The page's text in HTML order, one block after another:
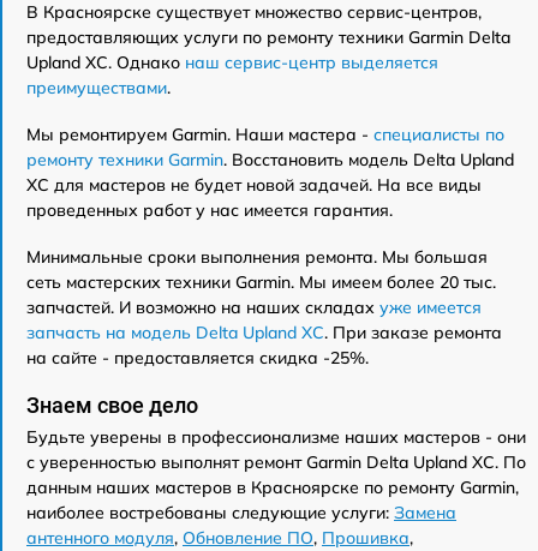
В Красноярске существует множество сервис-центров,
предоставляющих услуги по ремонту техники Garmin Delta
Upland XC. Однако наш сервис-центр выделяется
преимуществами.
Мы ремонтируем Garmin. Наши мастера - специалисты по
ремонту техники Garmin. Восстановить модель Delta Upland
XC для мастеров не будет новой задачей. На все виды
проведенных работ у нас имеется гарантия.
Минимальные сроки выполнения ремонта. Мы большая
сеть мастерских техники Garmin. Мы имеем более 20 тыс.
запчастей. И возможно на наших складах уже имеется
запчасть на модель Delta Upland XC. При заказе ремонта
на сайте - предоставляется скидка -25%.
Знаем свое дело
Будьте уверены в профессионализме наших мастеров - они
с уверенностью выполнят ремонт Garmin Delta Upland XC. По
данным наших мастеров в Красноярске по ремонту Garmin,
наиболее востребованы следующие услуги: Замена
антенного модуля, Обновление ПО, Прошивка,